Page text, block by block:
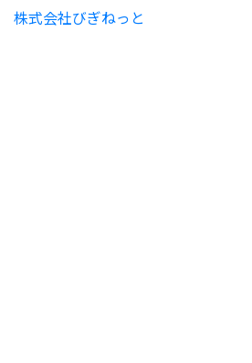
株式会社びぎねっと